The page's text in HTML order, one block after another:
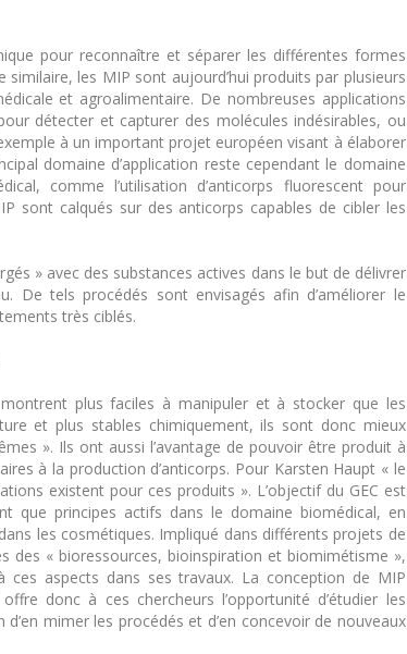
pour reconnaître et séparer les différentes formes
les MIP sont aujourd’hui produits par plusieurs
et agroalimentaire. De nombreuses applications
détecter et capturer des molécules indésirables, ou
à un important projet européen visant à élaborer
domaine d’application reste cependant le domaine
comme l’utilisation d’anticorps fluorescent pour
sont calqués sur des anticorps capables de cibler les
» avec des substances actives dans le but de délivrer
De tels procédés sont envisagés afin d’améliorer le
très ciblés.
plus faciles à manipuler et à stocker que les
et plus stables chimiquement, ils sont donc mieux
». Ils ont aussi l’avantage de pouvoir être produit à
à la production d’anticorps. Pour Karsten Haupt « le
existent pour ces produits ». L’objectif du GEC est
que principes actifs dans le domaine biomédical, en
les cosmétiques. Impliqué dans différents projets de
des « bioressources, bioinspiration et biomimétisme »,
ces aspects dans ses travaux. La conception de MIP
donc à ces chercheurs l’opportunité d’étudier les
mimer les procédés et d’en concevoir de nouveaux